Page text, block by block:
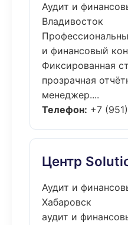
Аудит и
Владивосток
и финансовый
Фиксированная
прозрачная
менеджер....
Телефон: +7
Центр
Аудит и
Хабаровск
аудит и